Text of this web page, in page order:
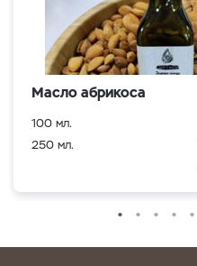
Масло абрикоса
100 мл.
250 мл.